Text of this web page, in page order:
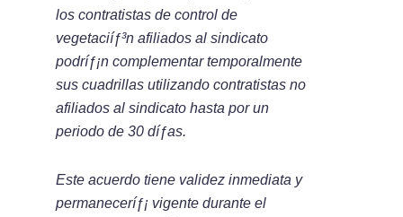
los contratistas de control de
vegetaciíƒ³n afiliados al sindicato
podríƒ¡n complementar temporalmente
sus cuadrillas utilizando contratistas no
afiliados al sindicato hasta por un
periodo de 30 díƒ­as.
Este acuerdo tiene validez inmediata y
permaneceríƒ¡ vigente durante el